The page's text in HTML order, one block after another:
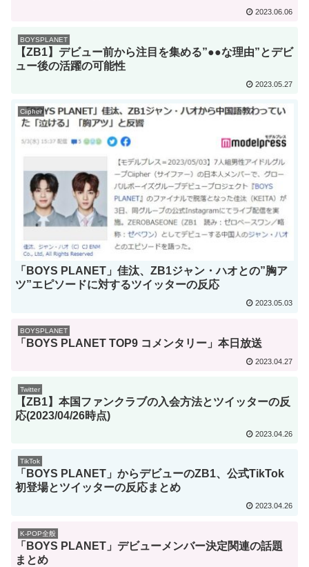
2023.06.06
BOYSPLANET
【ZB1】デビュー前から注目を集める”●●な理由”とデビ
ュー後の活躍の可能性
2023.05.27
Ciipher
「BOYS PLANET」佳汰、ZB1ジャン・ハオとの”胸ア
ツ”エピソードに対するツイッターの反応
2023.05.03
BOYSPLANET
「BOYS PLANET TOP9 コメンタリー」本日放送
2023.04.27
Twitter
【ZB1】本国ファンクラブの入会方法とツイッターの反
応(2023/04/26時点)
2023.04.26
TikTok
「BOYS PLANET」からデビューのZB1、公式TikTok
初登場とツイッターの反応まとめ
2023.04.26
K-POP全般
「BOYS PLANET」デビューメンバー決定関連の話題
まとめ